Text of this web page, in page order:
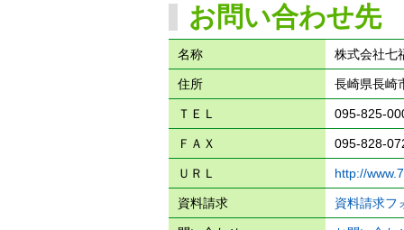
お問い合わせ先
名称 株式会社七
住所 長崎県長崎
ＴＥＬ 095-825-
ＦＡＸ 095-828-
ＵＲＬ http://
資料請求 資料請求フ